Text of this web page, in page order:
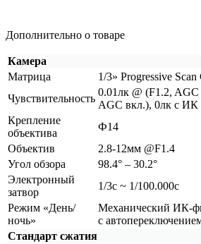
Дополнительно о товаре
Камера
Матрица
1/3» Progressive
Чувствительность
0.01лк @ (F1 .2, AGC
AGC вкл.), 0лк с ИК
Крепление
объектива
Ф14
Объектив
2.8-12мм @F1.4
Угол обзора
98.4° – 30.2°
Электронный
затвор
1/3с ~ 1/100.000с
Режим «День/
ночь»
Механический ИК-
с
Стандарт сжатия